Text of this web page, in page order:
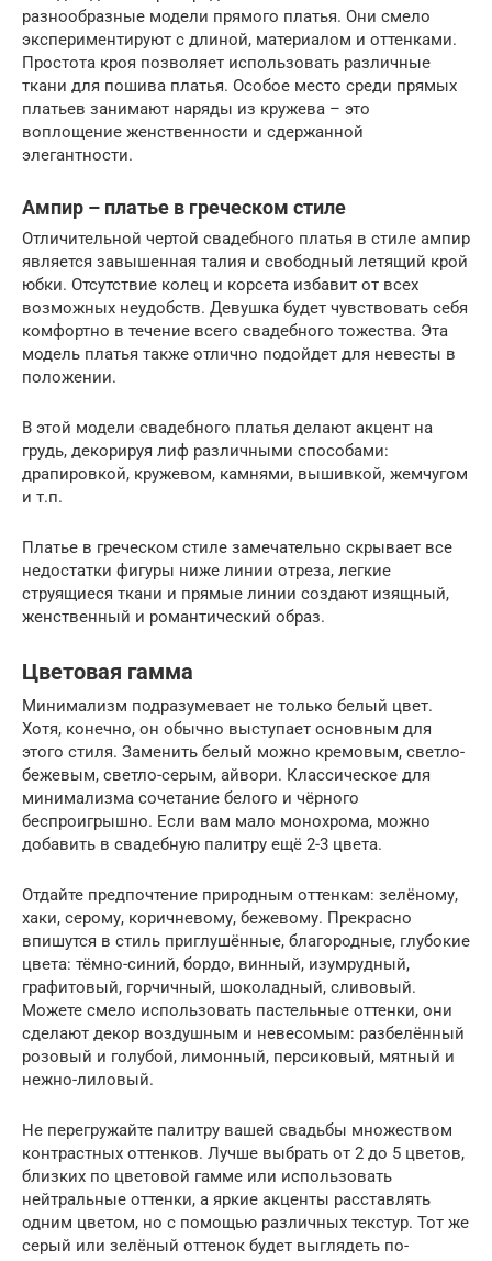
разнообразные модели прямого платья. Они смело
экспериментируют с длиной, материалом и оттенками.
Простота кроя позволяет использовать различные
ткани для пошива платья. Особое место среди прямых
платьев занимают наряды из кружева – это
воплощение женственности и сдержанной
элегантности.
Ампир – платье в греческом стиле
Отличительной чертой свадебного платья в стиле ампир
является завышенная талия и свободный летящий крой
юбки. Отсутствие колец и корсета избавит от всех
возможных неудобств. Девушка будет чувствовать себя
комфортно в течение всего свадебного тожества. Эта
модель платья также отлично подойдет для невесты в
положении.
В этой модели свадебного платья делают акцент на
грудь, декорируя лиф различными способами:
драпировкой, кружевом, камнями, вышивкой, жемчугом
и т.п.
Платье в греческом стиле замечательно скрывает все
недостатки фигуры ниже линии отреза, легкие
струящиеся ткани и прямые линии создают изящный,
женственный и романтический образ.
Цветовая гамма
Минимализм подразумевает не только белый цвет.
Хотя, конечно, он обычно выступает основным для
этого стиля. Заменить белый можно кремовым, светло-
бежевым, светло-серым, айвори. Классическое для
минимализма сочетание белого и чёрного
беспроигрышно. Если вам мало монохрома, можно
добавить в свадебную палитру ещё 2-3 цвета.
Отдайте предпочтение природным оттенкам: зелёному,
хаки, серому, коричневому, бежевому. Прекрасно
впишутся в стиль приглушённые, благородные, глубокие
цвета: тёмно-синий, бордо, винный, изумрудный,
графитовый, горчичный, шоколадный, сливовый.
Можете смело использовать пастельные оттенки, они
сделают декор воздушным и невесомым: разбелённый
розовый и голубой, лимонный, персиковый, мятный и
нежно-лиловый.
Не перегружайте палитру вашей свадьбы множеством
контрастных оттенков. Лучше выбрать от 2 до 5 цветов,
близких по цветовой гамме или использовать
нейтральные оттенки, а яркие акценты расставлять
одним цветом, но с помощью различных текстур. Тот же
серый или зелёный оттенок будет выглядеть по-